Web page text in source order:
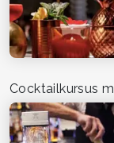
Cocktailkursus